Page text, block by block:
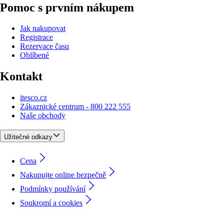
Pomoc s prvním nákupem
Jak nakupovat
Registrace
Rezervace času
Oblíbené
Kontakt
itesco.cz
Zákaznické centrum - 800 222 555
Naše obchody
Užitečné odkazy
Cena
Nakupujte online bezpečně
Podmínky používání
Soukromí a cookies